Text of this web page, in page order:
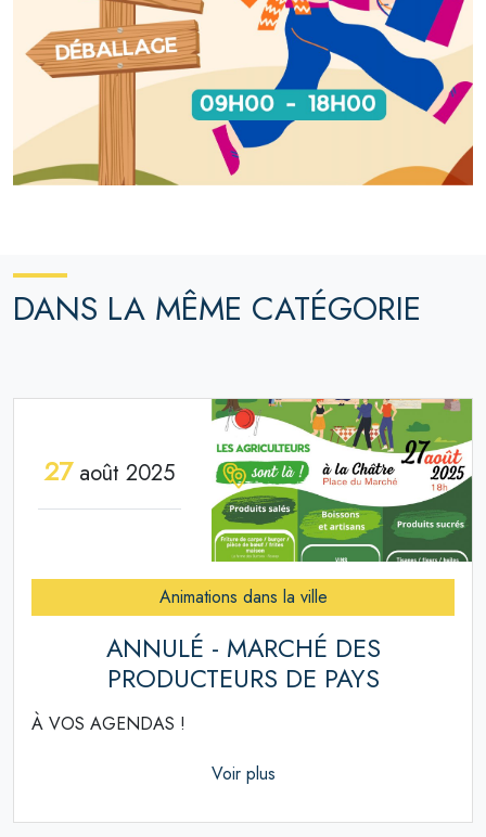
DANS LA MÊME CATÉGORIE
27août 2025
Animations dans la ville
ANNULÉ - MARCHÉ DES
PRODUCTEURS DE PAYS
À VOS AGENDAS !
Voir plus